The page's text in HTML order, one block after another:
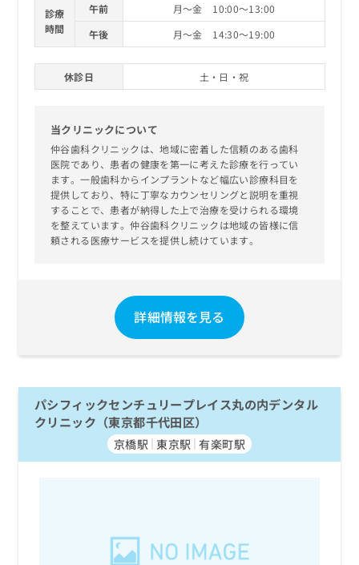
診療
時間
午前
月～金 10:00～13:00
午後
月～金 14:30～19:00
休診日 土・日・祝
当クリニックについて
仲谷歯科クリニックは、地域に密着した信頼のある歯科
医院であり、患者の健康を第一に考えた診療を行ってい
ます。一般歯科からインプラントなど幅広い診療科目を
提供しており、特に丁寧なカウンセリングと説明を重視
することで、患者が納得した上で治療を受けられる環境
を整えています。仲谷歯科クリニックは地域の皆様に信
頼される医療サービスを提供し続けています。
詳細情報を見る
パシフィックセンチュリープレイス丸の内デンタル
クリニック（東京都千代田区）
京橋駅 東京駅 有楽町駅